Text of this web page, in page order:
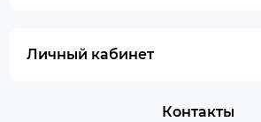
Личный кабинет
Контакты